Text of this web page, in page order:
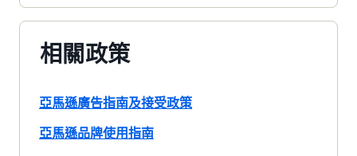
相關政策
亞馬遜廣告指南及接受政策
亞馬遜品牌使用指南